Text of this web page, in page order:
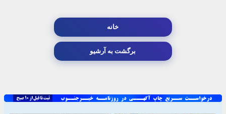
خانه
برگشت به آرشیو